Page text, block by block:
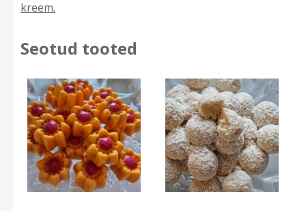
kreem.
Seotud tooted